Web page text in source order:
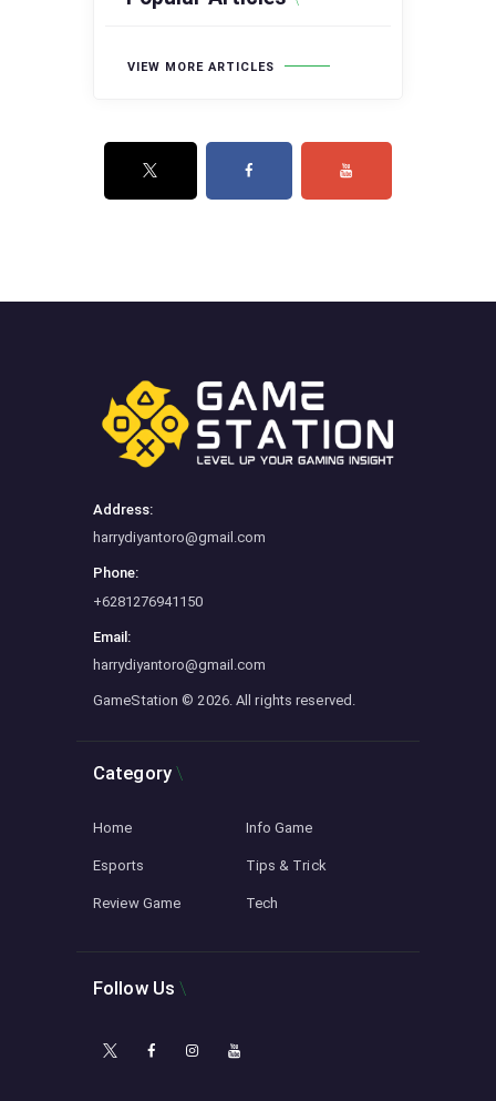
VIEW MORE ARTICLES
Address:
harrydiyantoro@gmail.com
Phone:
+6281276941150
Email:
harrydiyantoro@gmail.com
GameStation © 2026. All rights reserved.
Category
Home Info Game
Esports Tips & Trick
Review Game Tech
Follow Us